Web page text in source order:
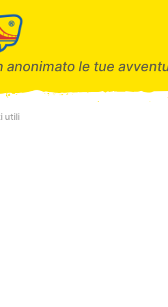
anonimato le tue
utili